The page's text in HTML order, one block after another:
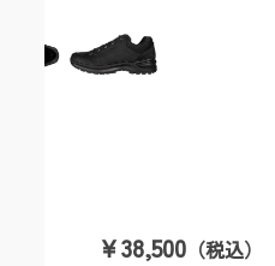
￥38,500 （税込）